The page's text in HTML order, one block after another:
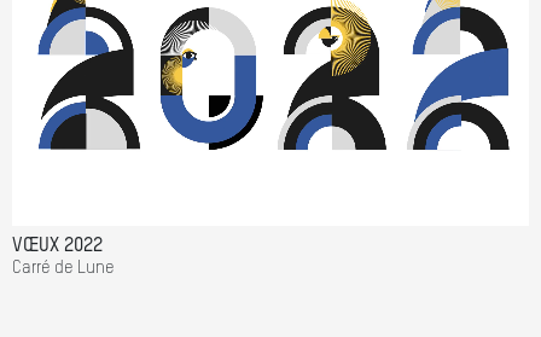
VŒUX 2022
Carré de Lune